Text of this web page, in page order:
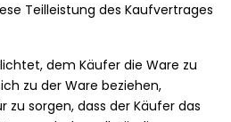
Teilleistung des Kaufvertrages
dem Käufer die Ware zu
zu der Ware beziehen,
zu sorgen, dass der Käufer das